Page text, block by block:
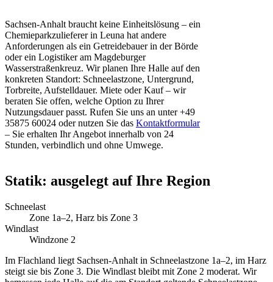
Sachsen-Anhalt braucht keine Einheitslösung – ein
Chemieparkzulieferer in Leuna hat andere
Anforderungen als ein Getreidebauer in der Börde
oder ein Logistiker am Magdeburger
Wasserstraßenkreuz. Wir planen Ihre Halle auf den
konkreten Standort: Schneelastzone, Untergrund,
Torbreite, Aufstelldauer. Miete oder Kauf – wir
beraten Sie offen, welche Option zu Ihrer
Nutzungsdauer passt. Rufen Sie uns an unter +49
35875 60024 oder nutzen Sie das Kontaktformular
– Sie erhalten Ihr Angebot innerhalb von 24
Stunden, verbindlich und ohne Umwege.
Statik: ausgelegt auf Ihre Region
Schneelast
Zone 1a–2, Harz bis Zone 3
Windlast
Windzone 2
Im Flachland liegt Sachsen-Anhalt in Schneelastzone 1a–2, im Harz
steigt sie bis Zone 3. Die Windlast bleibt mit Zone 2 moderat. Wir